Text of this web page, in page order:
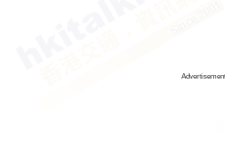
Advertisement